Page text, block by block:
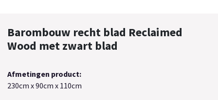
Barombouw recht blad Reclaimed
Wood met zwart blad
Afmetingen product:
230cm x 90cm x 110cm